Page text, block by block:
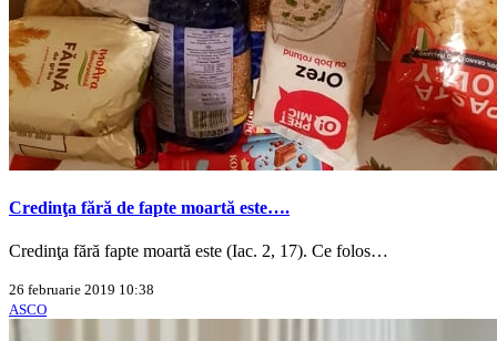
Credinţa fără de fapte moartă este….
Credinţa fără fapte moartă este (Iac. 2, 17). Ce folos…
26 februarie 2019 10:38
ASCO